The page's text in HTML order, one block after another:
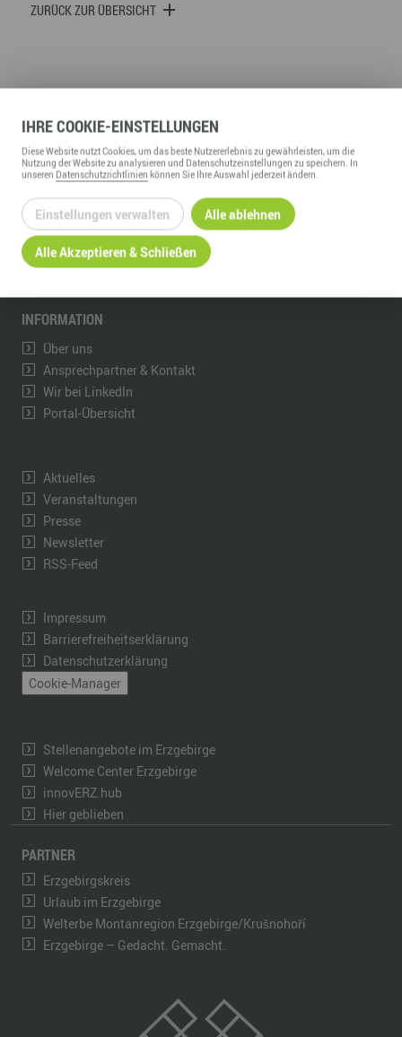
ZURÜCK ZUR ÜBERSICHT
WIRTSCHAFTSFÖRDERUNG ERZGEBIRGE GMBH
Adam-Ries-Straße 16
09456Annaberg-Buchholz
Telefon:+49 3733 145 0
Fax:+49 3733 145 145
kontakt@wfe-erzgebirge.de
www.wfe-erzgebirge.de
INFORMATION
Über uns
Ansprechpartner & Kontakt
Wir bei LinkedIn
Portal-Übersicht
Aktuelles
Veranstaltungen
Presse
Newsletter
RSS-Feed
Impressum
Barrierefreiheitserklärung
Datenschutzerklärung
Cookie-Manager
Stellenangebote im Erzgebirge
Welcome Center Erzgebirge
innovERZ.hub
Hier geblieben
PARTNER
Erzgebirgskreis
Urlaub im Erzgebirge
Welterbe Montanregion Erzgebirge/Krušnohoří
Erzgebirge – Gedacht. Gemacht.
IHRECOOKIE-EINSTELLUNGEN
DieseWebsitenutzt Cookies, um das beste Nutzererlebnis zu gewährleisten, um die
Nutzung derWebsitezu analysieren und Datenschutzeinstellungen zu speichern. In
unseren Datenschutzrichtlinien können Sie Ihre Auswahl jederzeit ändern.
Einstellungen verwalten Alle ablehnen
Alle Akzeptieren & Schließen